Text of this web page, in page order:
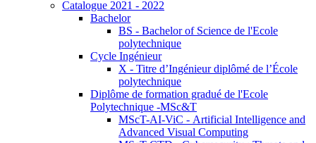
Catalogue 2021 - 2022
Bachelor
BS - Bachelor of Science de l'Ecole
polytechnique
Cycle Ingénieur
X - Titre d’Ingénieur diplômé de l’École
polytechnique
Diplôme de formation gradué de l'Ecole
Polytechnique -MSc&T
MScT-AI-ViC - Artificial Intelligence and
Advanced Visual Computing